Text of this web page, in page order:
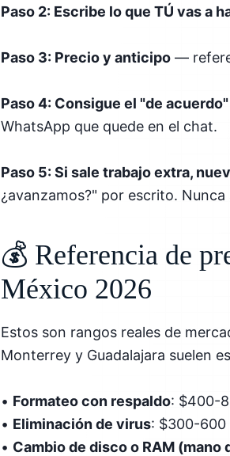
Paso 2: Escribe lo que TÚ vas a
Paso 3: Precio y anticipo —
Paso 4: Consigue el "de
WhatsApp que quede en el chat.
Paso 5: Si sale trabajo extra,
¿avanzamos?" por escrito.
💰 Referencia de
México 2026
Estos son rangos reales de
Monterrey y Guadalajara suelen
• Formateo con respaldo: $400-
• Eliminación de virus: $300-600
• Cambio de disco o RAM (mano